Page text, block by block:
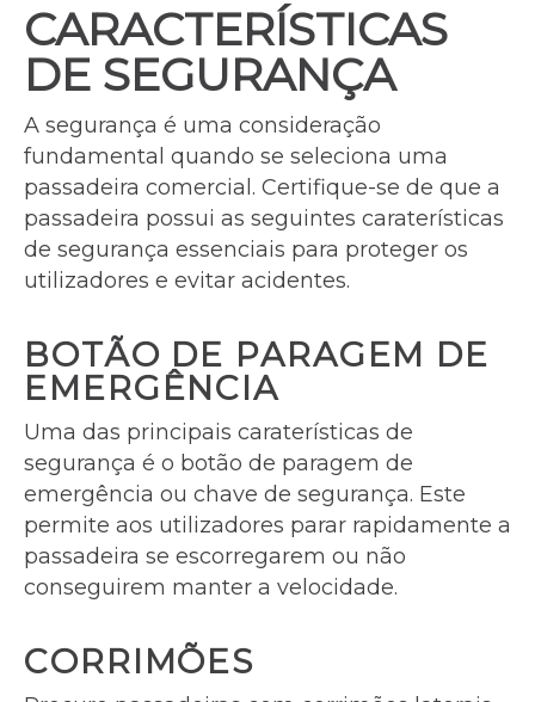
CARACTERÍSTICAS
DE SEGURANÇA
A segurança é uma consideração
fundamental quando se seleciona uma
passadeira comercial. Certifique-se de que a
passadeira possui as seguintes caraterísticas
de segurança essenciais para proteger os
utilizadores e evitar acidentes.
BOTÃO DE PARAGEM DE
EMERGÊNCIA
Uma das principais caraterísticas de
segurança é o botão de paragem de
emergência ou chave de segurança. Este
permite aos utilizadores parar rapidamente a
passadeira se escorregarem ou não
conseguirem manter a velocidade.
CORRIMÕES